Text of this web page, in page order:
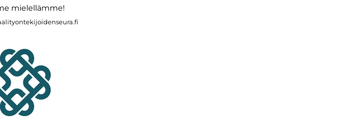
mielellämme!​